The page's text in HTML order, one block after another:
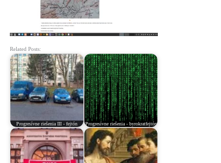
Related Posts:
Progresívne riešenia III - fejtón Progresívne riešenia - byrokratfejtón